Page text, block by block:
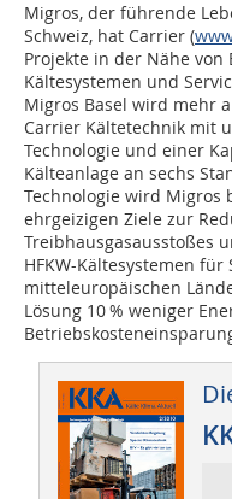
Migros, der führende
Schweiz, hat Carrier (
Projekte in der Nähe von
Kältesystemen und
Migros Basel wird mehr
Carrier Kältetechnik mit
Technologie und einer
Kälteanlage an sechs
Technologie wird Migros
ehrgeizigen Ziele zur
Treibhausgasausstoßes
HFKW-Kältesystemen
mitteleuropäischen
Lösung 10 % weniger